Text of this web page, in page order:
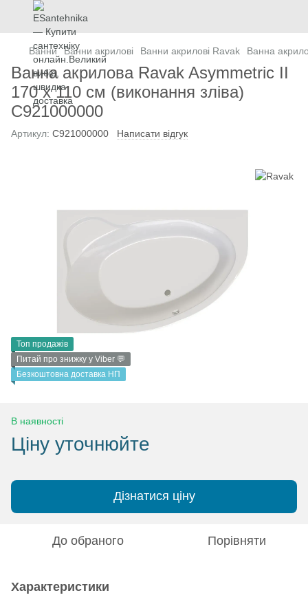
Ванни Ванни акрилові Ванни акрилові Ravak Ванна
Ванна акрилова Ravak Asymmetric II
170 х 110 см (виконання зліва)
C921000000
Артикул: C921000000 Написати відгук
Топ продажів
Питай про знижку у Viber 💬
Безкоштовна доставка НП
В наявності
Ціну уточнюйте
Дізнатися ціну
До обраного Порівняти
Характеристики